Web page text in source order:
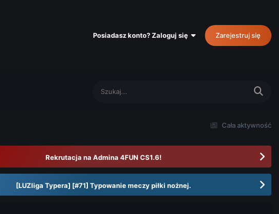
Posiadasz konto? Zaloguj się Zarejestruj się
Cała aktywność
Rekrutacja na Admina 4FUN CS1.6!
[LUZliga Typera] [#71] Typowanie meczy piłki nożnej.